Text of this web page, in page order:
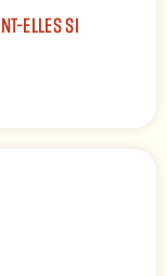
ELLES SI